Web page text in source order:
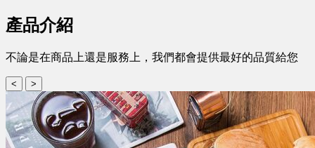
產品介紹
不論是在商品上還是服務上，我們都會提供最好的品質給您
< >